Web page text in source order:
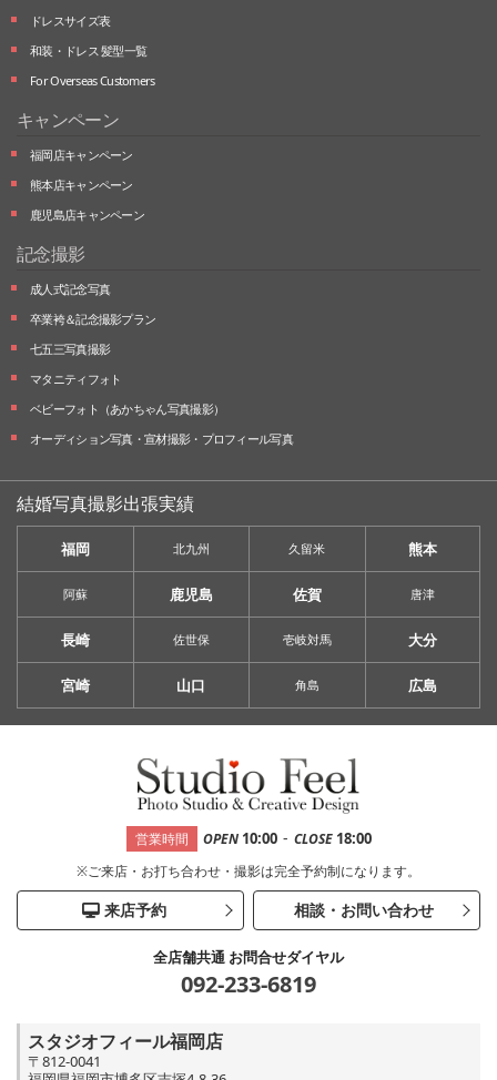
ドレスサイズ表
和装・ドレス 髪型一覧
For Overseas Customers
キャンペーン
福岡店キャンペーン
熊本店キャンペーン
鹿児島店キャンペーン
記念撮影
成人式記念写真
卒業袴＆記念撮影プラン
七五三写真撮影
マタニティフォト
ベビーフォト （あかちゃん写真撮影）
オーディション写真・ 宣材撮影・ プロフィール写真
結婚写真撮影出張実績
福岡 北九州 久留米 熊本
阿蘇 鹿児島 佐賀 唐津
長崎 佐世保 壱岐対馬 大分
宮崎 山口 角島 広島
営業時間 OPEN 10:00 - CLOSE 18:00
※ご来店・お打ち合わせ・撮影は完全予約制になります。
来店予約 相談・お問い合わせ
全店舗共通 お問合せダイヤル
092-233-6819
スタジオフィール福岡店
〒812-0041